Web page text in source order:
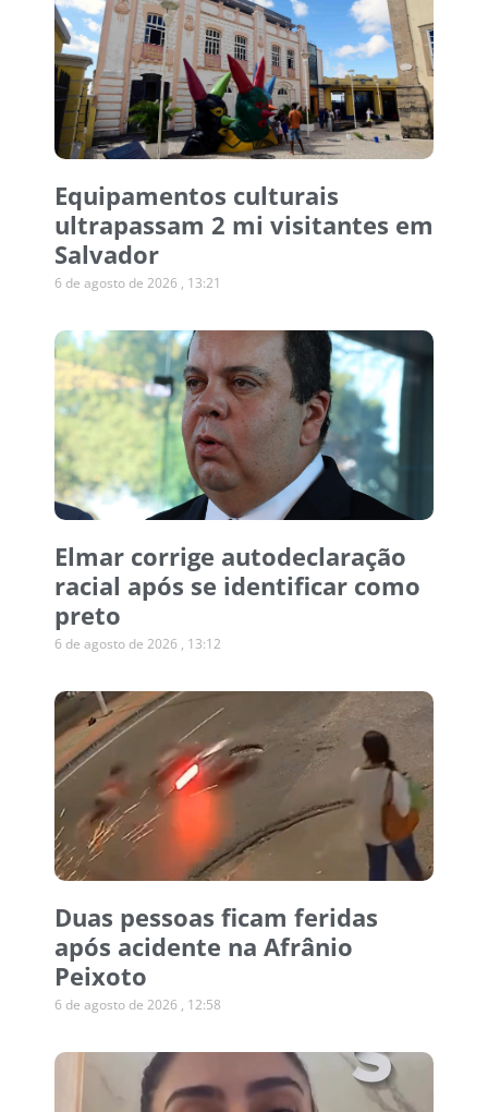
Equipamentos culturais
ultrapassam 2 mi visitantes em
Salvador
6 de agosto de 2026 13:21
Elmar corrige autodeclaração
racial após se identificar como
preto
6 de agosto de 2026 13:12
Duas pessoas ficam feridas
após acidente na Afrânio
Peixoto
6 de agosto de 2026 12:58